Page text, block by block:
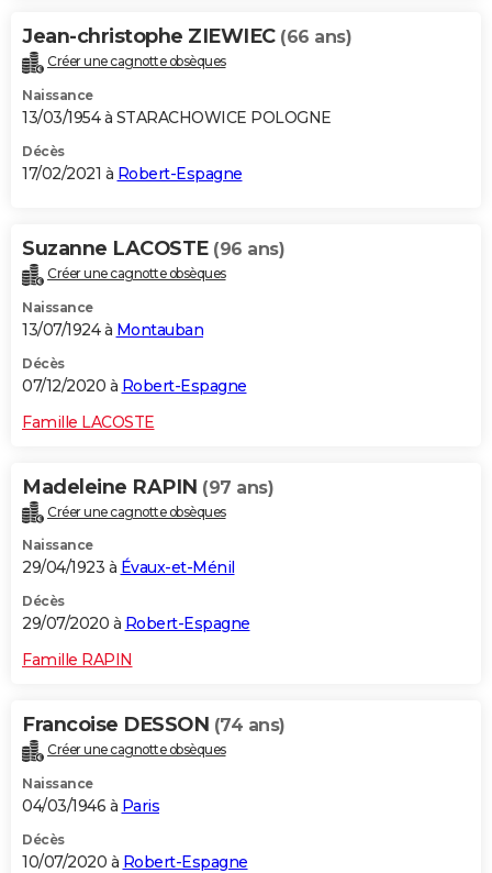
Jean-christophe ZIEWIEC (66 ans)
Créer une cagnotte obsèques
Naissance
13/03/1954 à STARACHOWICE POLOGNE
Décès
17/02/2021 à Robert-Espagne
Suzanne LACOSTE (96 ans)
Créer une cagnotte obsèques
Naissance
13/07/1924 à Montauban
Décès
07/12/2020 à Robert-Espagne
Famille LACOSTE
Madeleine RAPIN (97 ans)
Créer une cagnotte obsèques
Naissance
29/04/1923 à Évaux-et-Ménil
Décès
29/07/2020 à Robert-Espagne
Famille RAPIN
Francoise DESSON (74 ans)
Créer une cagnotte obsèques
Naissance
04/03/1946 à Paris
Décès
10/07/2020 à Robert-Espagne